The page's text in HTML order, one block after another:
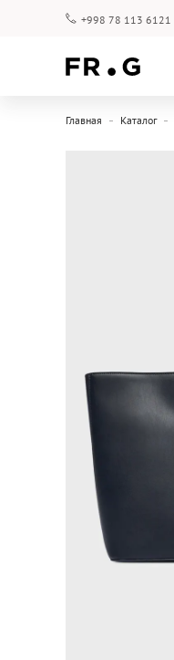
+998 78 113 6121
Главная Каталог